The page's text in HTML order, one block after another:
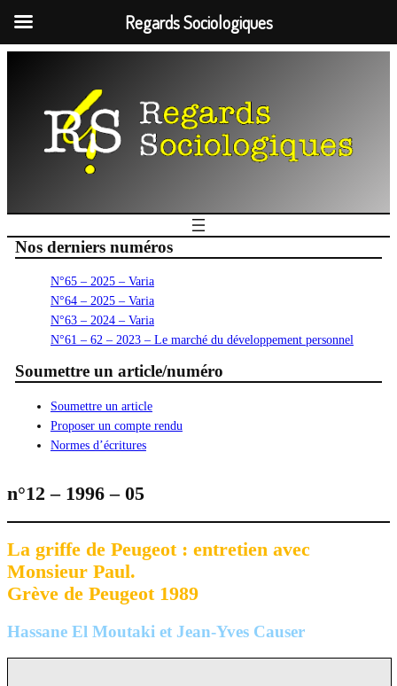
Nos derniers numéros
N°65 – 2025 – Varia
N°64 – 2025 – Varia
N°63 – 2024 – Varia
N°61 – 62 – 2023 – Le marché du développement personnel
Soumettre un article/numéro
Soumettre un article
Proposer un compte rendu
Normes d’écritures
n°12 – 1996 – 05
La griffe de Peugeot : entretien avec
Monsieur Paul.
Grève de Peugeot 1989
Hassane El Moutaki et Jean-Yves Causer
Regards Sociologiques